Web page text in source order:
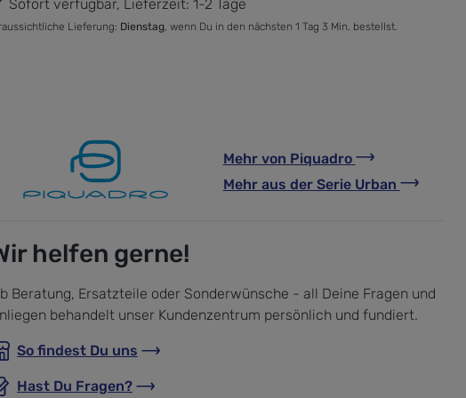
Sofort verfügbar, Lieferzeit: 1-2 Tage
Lieferung: Dienstag , wenn Du in den nächsten 1 Tag 3 Min. bestellst.
Mehr von Piquadro
Mehr aus der Serie Urban
helfen gerne!
Beratung, Ersatzteile oder Sonderwünsche - all Deine Fragen und
behandelt unser Kundenzentrum persönlich und fundiert.
So findest Du uns
Hast Du Fragen?